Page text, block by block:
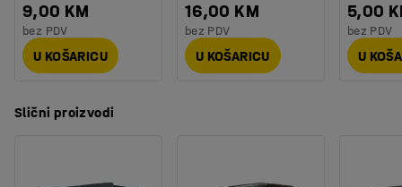
9,00 KM
bez PDV
U KOŠARICU
16,00 KM
bez PDV
U KOŠARICU
5,00
bez PDV
U
Slični proizvodi